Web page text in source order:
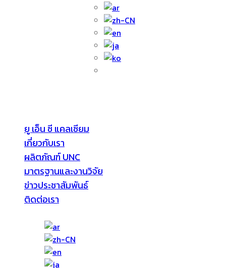
ยู เอ็น ซี แคลเซียม
เกี่ยวกับเรา
ผลิตภัณฑ์ UNC
มาตรฐานและงานวิจัย
ข่าวประชาสัมพันธ์
ติดต่อเรา